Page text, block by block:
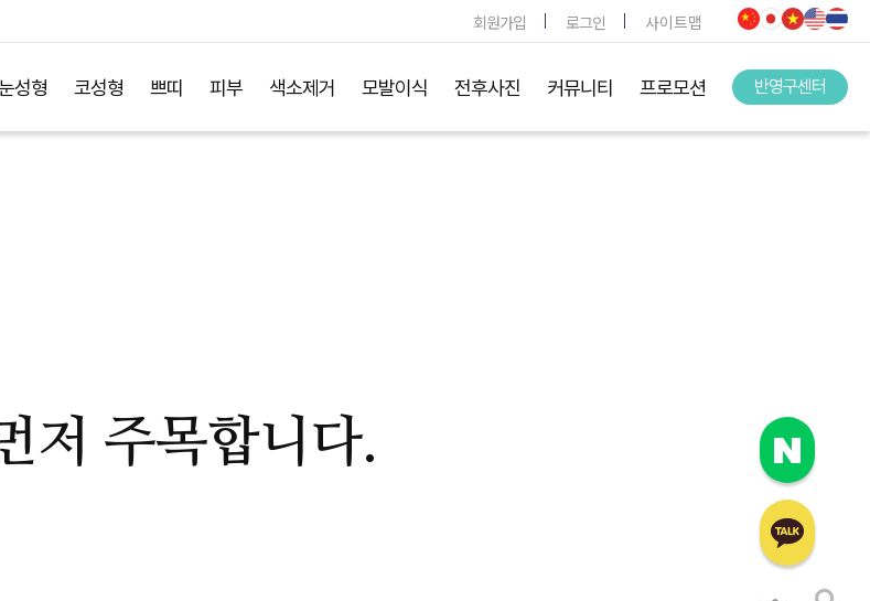
회원가입 로그인 사이트맵
성형 코성형 쁘띠 피부 색소제거 모발이식 전후사진 커뮤니티 프로모션 반영구센터
저 주목합니다.